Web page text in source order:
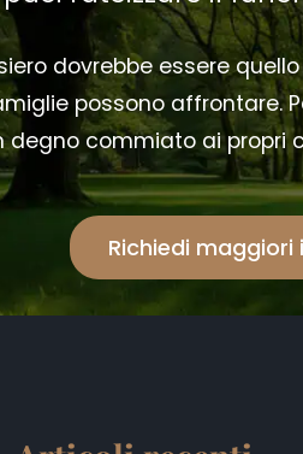
dovrebbe essere
possono affrontare.
commiato ai propri
Richiedi maggiori